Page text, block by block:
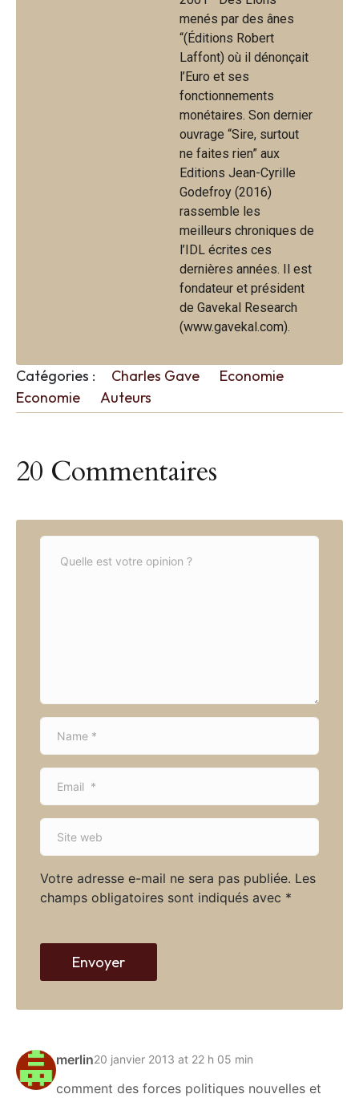
menés par des ânes
“(Éditions Robert
Laffont) où il dénonçait
l’Euro et ses
fonctionnements
monétaires. Son dernier
ouvrage “Sire, surtout
ne faites rien” aux
Editions Jean-Cyrille
Godefroy (2016)
rassemble les
meilleurs chroniques de
l’IDL écrites ces
dernières années. Il est
fondateur et président
de Gavekal Research
(www.gavekal.com).
Catégories : Charles Gave
Economie
Economie
Auteurs
20 Commentaires
merlin20 janvier 2013 at 22 h 05 min
comment des forces politiques nouvelles et
Votre adresse e-mail ne sera pas publiée. Les
champs obligatoires sont indiqués avec *
C
N
m
*
E
a
l
*
S
e
w
b
Envoyer